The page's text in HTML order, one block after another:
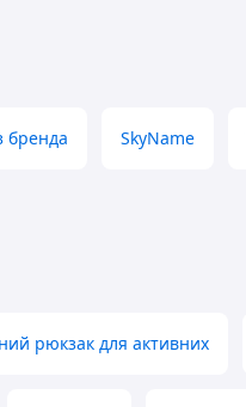
бренда SkyName
рюкзак для активних